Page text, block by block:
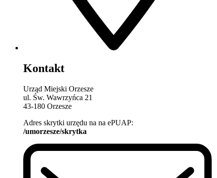
Kontakt
Urząd Miejski Orzesze
ul. Św. Wawrzyńca 21
43-180 Orzesze
Adres skrytki urzędu na na ePUAP:
/umorzesze/skrytka